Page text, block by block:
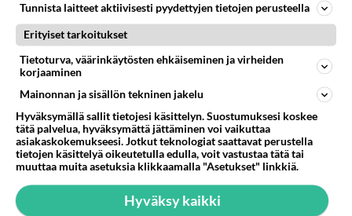
Suomi24_Viihde
07.12.2021 06:32
67 6724
Tunnista laitteet aktiivisesti pyydettyjen tietojen perusteella
Erityiset tarkoitukset
Tietoturva, väärinkäytösten ehkäiseminen ja virheiden
korjaaminen
Mainonnan ja sisällön tekninen jakelu
Hyväksymällä sallit tietojesi käsittelyn. Suostumuksesi koskee
tätä palvelua, hyväksymättä jättäminen voi vaikuttaa
asiakaskokemukseesi. Jotkut teknologiat saattavat perustella
tietojen käsittelyä oikeutetulla edulla, voit vastustaa tätä tai
muuttaa muita asetuksia klikkaamalla "Asetukset" linkkiä.
Hyväksy kaikki